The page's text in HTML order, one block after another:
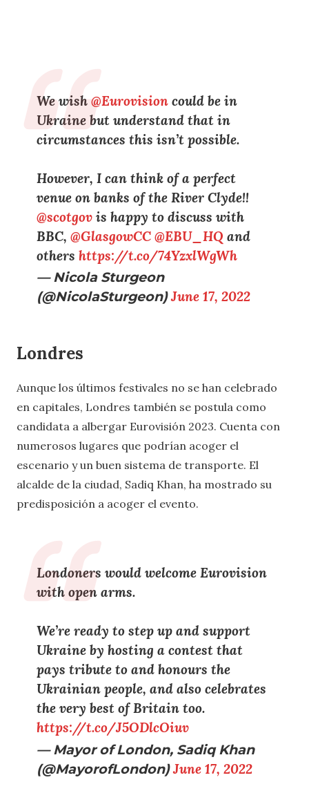
We wish @Eurovisioncould be in
Ukraine but understand that in
circumstances this isn’t possible.
However, I can think of a perfect
venue on banks of the River Clyde!!
@scotgovis happy to discuss with
BBC, @GlasgowCC @EBU_HQ and
others https://t.co/74YzxlWgWh
— Nicola Sturgeon
(@NicolaSturgeon)June 17, 2022
Londres
Aunque los últimos festivales no se han celebrado
en capitales, Londres también se postula como
candidata a albergar Eurovisión 2023. Cuenta con
numerosos lugares que podrían acoger el
escenario y un buen sistema de transporte. El
alcalde de la ciudad, Sadiq Khan, ha mostrado su
predisposición a acoger el evento.
Londoners would welcome Eurovision
with open arms.
We’re ready to step up and support
Ukraine by hosting a contest that
pays tribute to and honours the
Ukrainian people, and also celebrates
the very best of Britain too.
https://t.co/J5ODlcOiuv
— Mayor of London, Sadiq Khan
(@MayorofLondon)June 17, 2022